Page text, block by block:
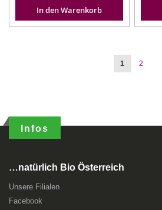
In den Warenkorb
Seite
Sie
1 Seite
2
Infos
…natürlich Bio Österreich
Unsere Filialen
Facebook